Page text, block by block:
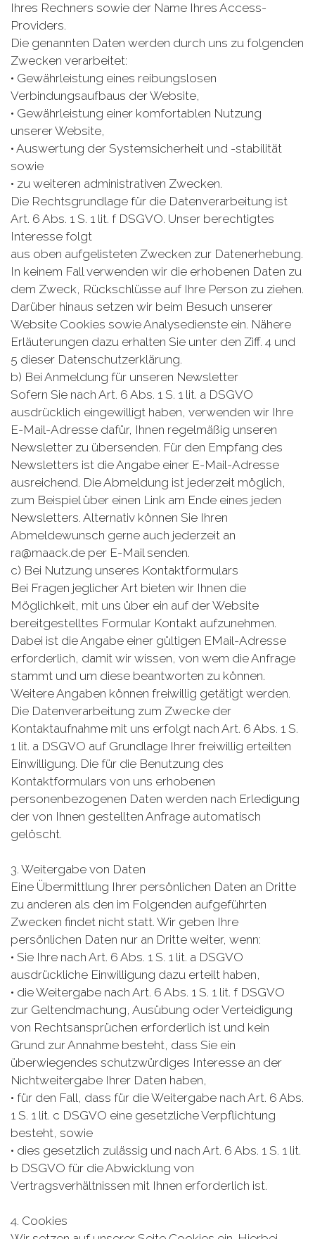
Ihres Rechners sowie der Name Ihres Access-
Providers.
Die genannten Daten werden durch uns zu folgenden
Zwecken verarbeitet:
• Gewährleistung eines reibungslosen
Verbindungsaufbaus der Website,
• Gewährleistung einer komfortablen Nutzung
unserer Website,
• Auswertung der Systemsicherheit und -stabilität
sowie
• zu weiteren administrativen Zwecken.
Die Rechtsgrundlage für die Datenverarbeitung ist
Art. 6 Abs. 1 S. 1 lit. f DSGVO. Unser berechtigtes
Interesse folgt
aus oben aufgelisteten Zwecken zur Datenerhebung.
In keinem Fall verwenden wir die erhobenen Daten zu
dem Zweck, Rückschlüsse auf Ihre Person zu ziehen.
Darüber hinaus setzen wir beim Besuch unserer
Website Cookies sowie Analysedienste ein. Nähere
Erläuterungen dazu erhalten Sie unter den Ziff. 4 und
5 dieser Datenschutzerklärung.
b) Bei Anmeldung für unseren Newsletter
Sofern Sie nach Art. 6 Abs. 1 S. 1 lit. a DSGVO
ausdrücklich eingewilligt haben, verwenden wir Ihre
E-Mail-Adresse dafür, Ihnen regelmäßig unseren
Newsletter zu übersenden. Für den Empfang des
Newsletters ist die Angabe einer E-Mail-Adresse
ausreichend. Die Abmeldung ist jederzeit möglich,
zum Beispiel über einen Link am Ende eines jeden
Newsletters. Alternativ können Sie Ihren
Abmeldewunsch gerne auch jederzeit an
ra@maack.de per E-Mail senden.
c) Bei Nutzung unseres Kontaktformulars
Bei Fragen jeglicher Art bieten wir Ihnen die
Möglichkeit, mit uns über ein auf der Website
bereitgestelltes Formular Kontakt aufzunehmen.
Dabei ist die Angabe einer gültigen EMail-Adresse
erforderlich, damit wir wissen, von wem die Anfrage
stammt und um diese beantworten zu können.
Weitere Angaben können freiwillig getätigt werden.
Die Datenverarbeitung zum Zwecke der
Kontaktaufnahme mit uns erfolgt nach Art. 6 Abs. 1 S.
1 lit. a DSGVO auf Grundlage Ihrer freiwillig erteilten
Einwilligung. Die für die Benutzung des
Kontaktformulars von uns erhobenen
personenbezogenen Daten werden nach Erledigung
der von Ihnen gestellten Anfrage automatisch
gelöscht.
3. Weitergabe von Daten
Eine Übermittlung Ihrer persönlichen Daten an Dritte
zu anderen als den im Folgenden aufgeführten
Zwecken findet nicht statt. Wir geben Ihre
persönlichen Daten nur an Dritte weiter, wenn:
• Sie Ihre nach Art. 6 Abs. 1 S. 1 lit. a DSGVO
ausdrückliche Einwilligung dazu erteilt haben,
• die Weitergabe nach Art. 6 Abs. 1 S. 1 lit. f DSGVO
zur Geltendmachung, Ausübung oder Verteidigung
von Rechtsansprüchen erforderlich ist und kein
Grund zur Annahme besteht, dass Sie ein
überwiegendes schutzwürdiges Interesse an der
Nichtweitergabe Ihrer Daten haben,
• für den Fall, dass für die Weitergabe nach Art. 6 Abs.
1 S. 1 lit. c DSGVO eine gesetzliche Verpflichtung
besteht, sowie
• dies gesetzlich zulässig und nach Art. 6 Abs. 1 S. 1 lit.
b DSGVO für die Abwicklung von
Vertragsverhältnissen mit Ihnen erforderlich ist.
4. Cookies